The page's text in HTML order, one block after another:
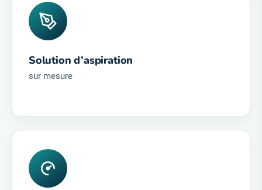
Solution d’aspiration
Produits performants